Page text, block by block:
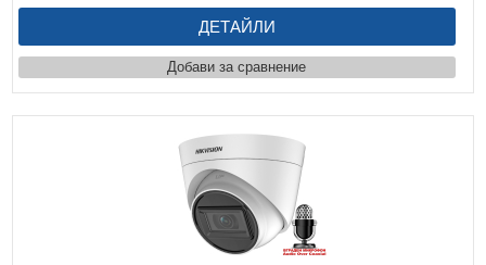
ДЕТАЙЛИ
Добави за сравнение